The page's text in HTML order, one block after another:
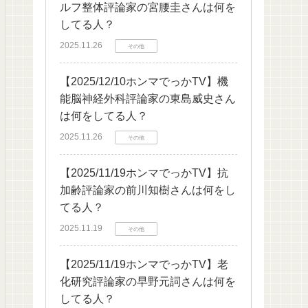
ルフ整体評論家の宮腰圭さんは何を
してる人？
2025.11.26 その他
【2025/12/10ホンマでっかTV】機
能脳神経外科評論家の東島威史さん
は何をしてる人？
2025.11.26 その他
【2025/11/19ホンマでっかTV】抗
加齢評論家の前川知樹さんは何をし
てる人？
2025.11.19 その他
【2025/11/19ホンマでっかTV】老
化研究評論家の早野元詞さんは何を
してる人？